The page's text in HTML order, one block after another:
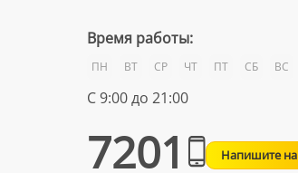
Время работы:
ПН ВТ СР ЧТ ПТ СБ ВС
С 9:00 до 21:00
7201 Напишите